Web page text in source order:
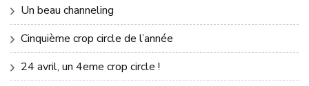
Un beau channeling
Cinquième crop circle de l’année
24 avril, un 4eme crop circle !